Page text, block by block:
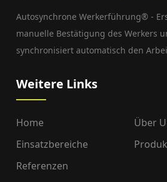
Autosynchrone Werkerführung® -
manuelle Bestätigung des Werkers
synchronisiert automatisch den
Weitere Links
Home
Über
Einsatzbereiche
Referenzen